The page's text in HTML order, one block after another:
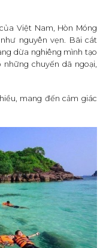
Việt Nam, Hòn Móng
nguyên vẹn. Bãi cát
dừa nghiêng mình tạo
chuyến dã ngoại,
mang đến cảm giác